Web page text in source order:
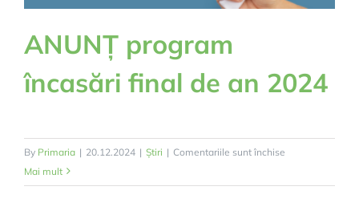
ANUNȚ program
încasări final de an 2024
By Primaria | 20.12.2024 | Știri | Comentariile sunt închise
program
Mai mult